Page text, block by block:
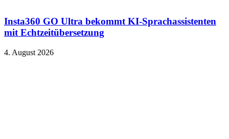
Insta360 GO Ultra bekommt KI-Sprachassistenten
mit Echtzeitübersetzung
4. August 2026